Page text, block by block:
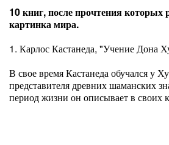
10 книг, после прочтения которых
картинка мира.
1. Карлос Кастанеда, "Учение Дона
В свое время Кастанеда обучался у
представителя древних шаманских
период жизни он описывает в своих